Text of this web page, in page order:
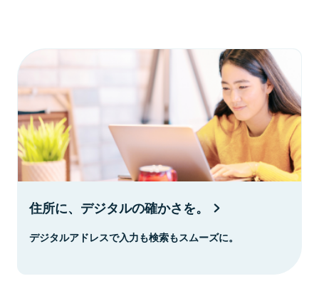
住所に、デジタルの確かさを。
デジタルアドレスで入力も検索もスムーズに。